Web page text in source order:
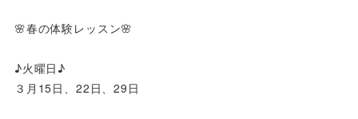
🌸春の体験レッスン🌸
♪火曜日♪
３月15日、22日、29日